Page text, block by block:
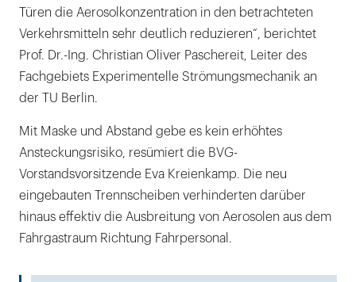
Türen die Aerosolkonzentration in den betrachteten
Verkehrsmitteln sehr deutlich reduzieren“, berichtet
Prof. Dr.-Ing. Christian Oliver Paschereit, Leiter des
Fachgebiets Experimentelle Strömungsmechanik an
der TU Berlin.
Mit Maske und Abstand gebe es kein erhöhtes
Ansteckungsrisiko, resümiert die BVG-
Vorstandsvorsitzende Eva Kreienkamp. Die neu
eingebauten Trennscheiben verhinderten darüber
hinaus effektiv die Ausbreitung von Aerosolen aus dem
Fahrgastraum Richtung Fahrpersonal.